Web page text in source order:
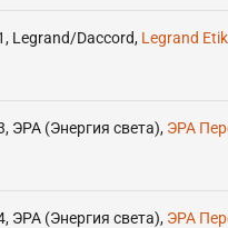
, Legrand/Daccord, Legrand
, ЭРА (Энергия света), ЭРА
, ЭРА (Энергия света), ЭРА